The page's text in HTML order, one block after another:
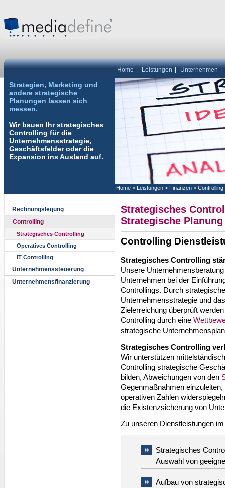
Home Leistungen Unternehmen
Home > Leistungen > Finanzen > Controlling
Rechnungslegung
Controlling
Strategisches Controlling
Operatives Controlling
IT Controlling
Unternehmenssteuerung
Unternehmensfinanzierung
Strategien, Marketing und
andere strategische
Planungen lassen sich
messen.
Wir bauen Ihr strategisches
Controlling für die
Unternehmensstrategie,
Geschäftsfelder oder die
Expansion ins Ausland auf.
Strategisches
Strategische
Controlling
Strategisches Controlling
Unsere
Unternehmen bei der
Controllings. Durch
Unternehmensstrategie und
Zielerreichung überprüft
Controlling durch eine
strategische
Strategisches Controlling
Wir unterstützen
Controlling strategische
bilden, Abweichungen von den
Gegenmaßnahmen
operativen Zahlen
die Existenzsicherung von
Zu unseren Dienstleistungen
Strategisches
Auswahl von
Aufbau von